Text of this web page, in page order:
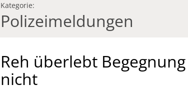
Kategorie:
Polizeimeldungen
Reh überlebt
nicht